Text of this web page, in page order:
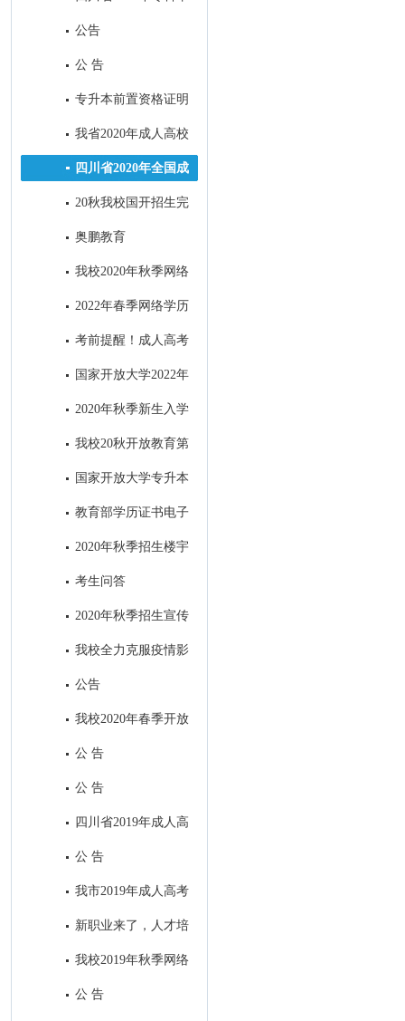
业退役军人和普通高职（专科）
接受成人本科教育报名公告
公告
公 告
专升本前置资格证明
材料出现问题处理办法
我省2020年成人高校
招生录取最低控制分数线出炉！
四川省2020年全国成
人高考考生身体健康监测公告
20秋我校国开招生完
奥鹏教育
我校2020年秋季网络
教育招生顺利结束
2022年春季网络学历
教育电子科技大学招生简章
考前提醒！成人高考
明天开考，这4点需注意！
国家开放大学2022年
秋季招生简章
2020年秋季新生入学
指南设计印刷项目招标公告
我校20秋开放教育第
一批次招生全面结束
国家开放大学专升本
前置学历​审核中常见问题及处理
教育部学历证书电子
注册备案表申请流程
2020年秋季招生楼宇
视频广告制作项目招标公共
考生问答
2020年秋季招生宣传
H5制作及在南充主流媒体微信
布项目招标公告
我校全力克服疫情影
响，招生工作取得丰硕成果
公告
我校2020年春季开放
教育招生全面结束
公 告
公 告
四川省2019年成人高
校招生全国统一考试录取最低控
公 告
我市2019年成人高考
考试顺利结束
新职业来了，人才培
养咋跟上？
我校2019年秋季网络
教育招生顺利落下帷幕
公 告